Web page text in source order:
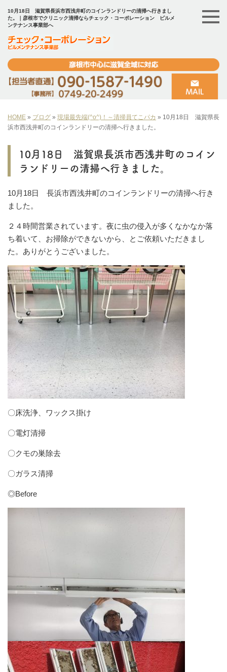
10月18日 滋賀県長浜市西浅井町のコインランドリーの清掃へ行きまし
た。｜彦根市でクリニック清掃ならチェック・コーポレーション ビルメ
ンテナンス事業部へ
HOME » ブログ » 現場最先端(^o^)！～清掃員てこパカ » 10月18日 滋賀県長
浜市西浅井町のコインランドリーの清掃へ行きました。
10月18日 滋賀県長浜市西浅井町のコイン
ランドリーの清掃へ行きました。
10月18日 長浜市西浅井町のコインランドリーの清掃へ行き
ました。
２４時間営業されています。夜に虫の侵入が多くなかなか落
ち着いて、お掃除ができないから、とご依頼いただきまし
た。ありがとうございました。
〇床洗浄、ワックス掛け
〇電灯清掃
〇クモの巣除去
〇ガラス清掃
◎Before